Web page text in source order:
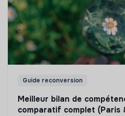
Guide reconversion
Meilleur bilan de
comparatif complet (Paris